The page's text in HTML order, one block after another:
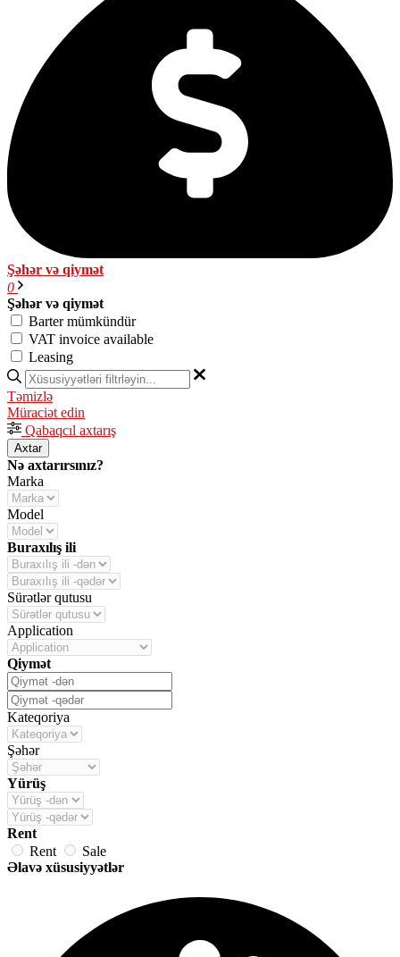
Şəhər və qiymət
0
Şəhər və qiymət
Barter mümkündür
VAT invoice available
Leasing
Təmizlə
Müraciət edin
Qabaqcıl axtarış
Axtar
Nə axtarırsınız?
Marka
Model
Buraxılış ili
Sürətlər qutusu
Application
Qiymət
Kateqoriya
Şəhər
Yürüş
Rent
Rent
Sale
Əlavə xüsusiyyətlər